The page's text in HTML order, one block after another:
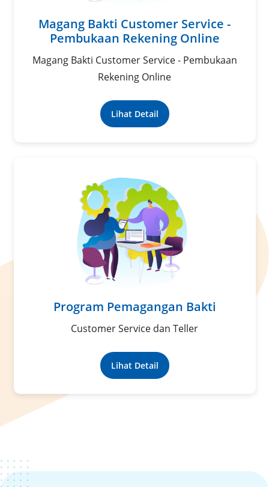
Magang Bakti Customer Service -
Pembukaan Rekening Online
Magang Bakti Customer Service - Pembukaan
Rekening Online
Lihat Detail
Program Pemagangan Bakti
Customer Service dan Teller
Lihat Detail